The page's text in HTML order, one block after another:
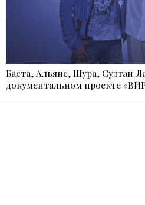
Баста, Альянс, Шура, Султан
документальном проекте